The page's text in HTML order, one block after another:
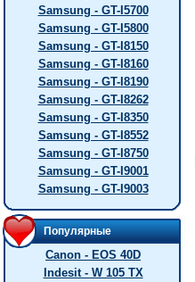
Samsung - GT-I5700
Samsung - GT-I5800
Samsung - GT-I8150
Samsung - GT-I8160
Samsung - GT-I8190
Samsung - GT-I8262
Samsung - GT-I8350
Samsung - GT-I8552
Samsung - GT-I8750
Samsung - GT-I9001
Samsung - GT-I9003
Популярные
Canon - EOS 40D
Indesit - W 105 TX